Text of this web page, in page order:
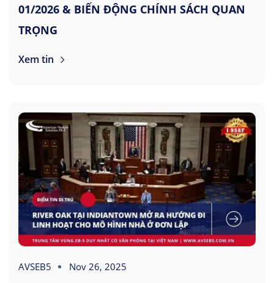
01/2026 & BIẾN ĐỘNG CHÍNH SÁCH QUAN
TRỌNG
Xem tin
AVSEB5 Nov 26, 2025